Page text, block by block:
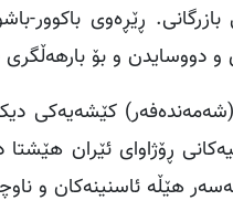
و دووسایدن و بۆ
کێشەیەکی
ڕۆژاوای ئێران هێشتا
هێڵە ئاسنینەکان و